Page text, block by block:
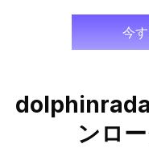
今
ンロ